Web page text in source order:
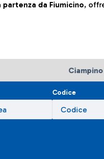
da Fiumicino,
Ciampino
Codice